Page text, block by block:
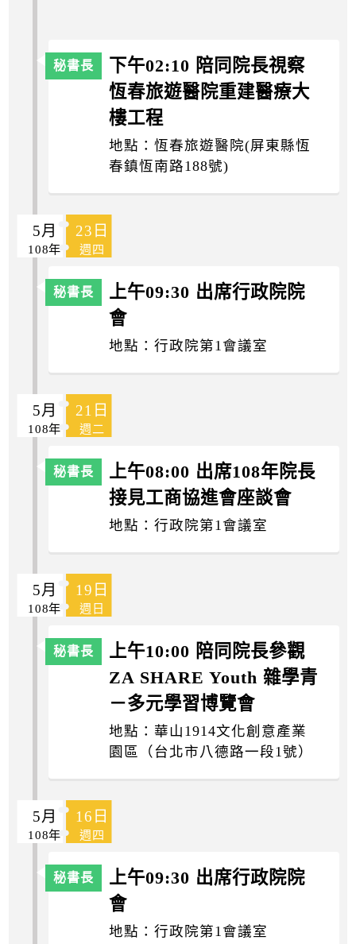
下午02:10 陪同院長視察
恆春旅遊醫院重建醫療大
樓工程
地點：恆春旅遊醫院(屏東縣恆
春鎮恆南路188號)
5月 23日
108年 週四
上午09:30 出席行政院院
會
地點：行政院第1會議室
5月 21日
108年 週二
上午08:00 出席108年院長
接見工商協進會座談會
地點：行政院第1會議室
5月 19日
108年 週日
上午10:00 陪同院長參觀
ZA SHARE Youth 雜學青
－多元學習博覽會
地點：華山1914文化創意產業
園區（台北市八德路一段1號）
5月 16日
108年 週四
上午09:30 出席行政院院
會
地點：行政院第1會議室